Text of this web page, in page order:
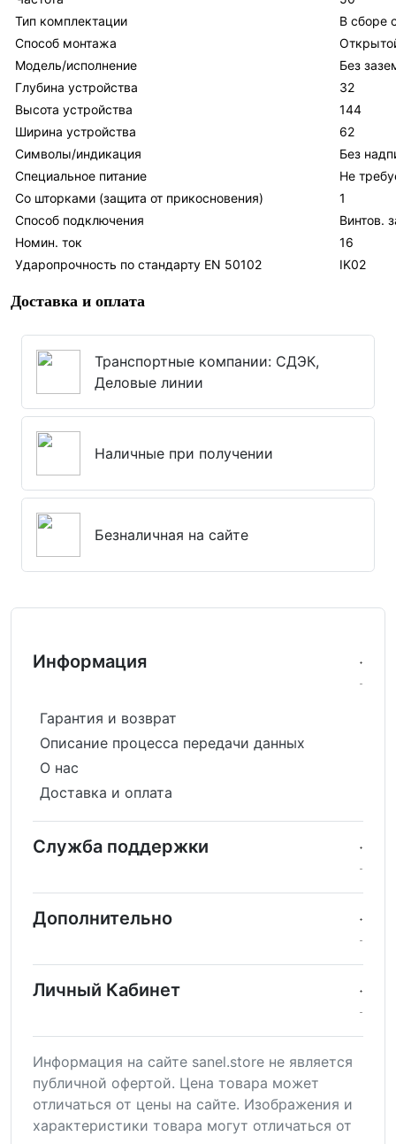
Тип комплектации
В сборе
Способ монтажа
Модель/исполнение
Без
Глубина устройства
32
Высота устройства
144
Ширина устройства
62
Символы/индикация
Без
Специальное питание
Не
Со шторками (защита от прикосновения)
1
Способ подключения
Винтов.
Номин. ток
16
Ударопрочность по стандарту EN 50102
IK02
Доставка и оплата
Транспортные компании: СДЭК,
Деловые линии
Наличные при получении
Безналичная на сайте
Информация
Гарантия и возврат
Описание процесса передачи данных
О нас
Доставка и оплата
Служба поддержки
Дополнительно
Личный Кабинет
Информация на сайте sanel.store не является
публичной офертой. Цена товара может
отличаться от цены на сайте. Изображения и
характеристики товара могут отличаться от